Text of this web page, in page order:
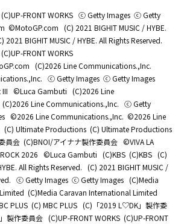
(C)UP-FRONT WORKS ⓒ Getty Images ⓒ Getty
©MotoGP.com (C) 2021 BIGHIT MUSIC / HYBE.
2021 BIGHIT MUSIC / HYBE. All Rights Reserved.
(C)UP-FRONT WORKS
(C)2026 Line Communications.,Inc.
ⓒ Getty Images ⓒ Getty Images
©Luca Gambuti (C)2026 Line
(C)2026 Line Communications.,Inc. ⓒ Getty
©2026 Line Communications.,Inc. ©2026 Line
(C) Ultimate Productions (C) Ultimate Productions
員会 (C)BNOI/アイナナ製作委員会 ©️VIVA LA
2026 ©Luca Gambuti (C)KBS (C)KBS (C)
All Rights Reserved. (C) 2021 BIGHIT MUSIC /
ⓒ Getty Images ⓒ Getty Images (C)Media
(C)Media Caravan International Limited
PLUS (C) MBC PLUS (C)「2019 L♡DK」製作委
製作委員会 (C)UP-FRONT WORKS (C)UP-FRONT